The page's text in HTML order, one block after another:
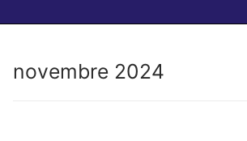
novembre 2024